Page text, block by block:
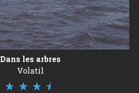
Dans les arbres
Volatil